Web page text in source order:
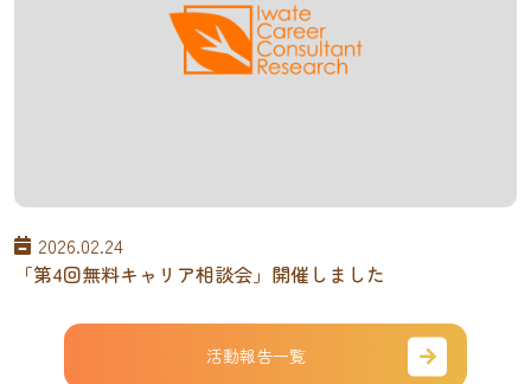
2026.02.24
「第4回無料キャリア相談会」開催しました
活動報告一覧